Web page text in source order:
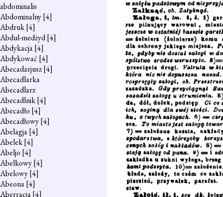
abdominalis
Abdominalny[4]
Abdruk[4]
Abdul-medżyd[4]
Abdykacja[4]
Abdykować [4]
Abecadarjusz[4]
Abecadlarka
Abecadlarz
Abecadlnik[4]
Abecadło [4]
Abecadłowy[4]
Abelagja[4]
Abelek[4]
Abeljo [4]
Abelkowy[4]
Abelowy[4]
Abeona[4]
Aberracja[4]